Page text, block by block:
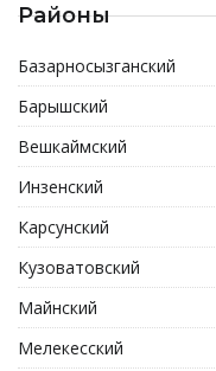
Районы
Базарносызганский
Барышский
Вешкаймский
Инзенский
Карсунский
Кузоватовский
Майнский
Мелекесский